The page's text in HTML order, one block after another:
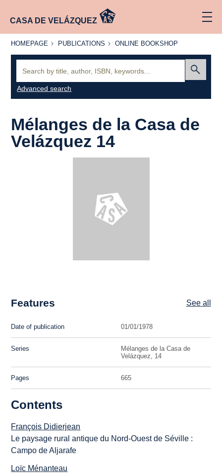
CASA DE VELÁZQUEZ
HOMEPAGE
HOMEPAGE PUBLICATIONS
PUBLICATIONS
ONLINE
ONLINE BOOKSHOP
Advanced search
Mélanges de la Casa de
Velázquez 14
Features See all
Date of publication 01/01/1978
Series
Mélanges de la Casa de
Velázquez, 14
Pages 665
Contents
François Didierjean
Le paysage rural antique du Nord-Ouest de Séville :
Campo de Aljarafe
Loïc Ménanteau